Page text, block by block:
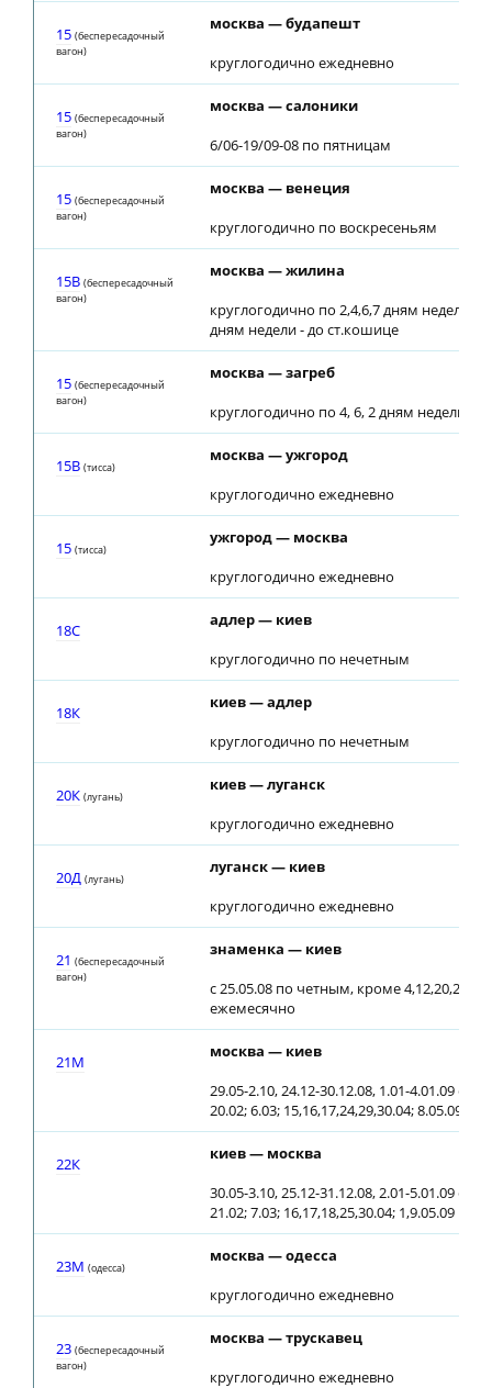
15 (беспересадочный
вагон)
москва — будапешт
круглогодично ежедневно
15 (беспересадочный
вагон)
москва — салоники
6/06-19/09-08 по пятницам
15 (беспересадочный
вагон)
москва — венеция
круглогодично по воскресеньям
15В (беспересадочный
вагон)
москва — жилина
круглогодично по 2,4,6,7 дням недели;
дням недели - до ст.кошице
15 (беспересадочный
вагон)
москва — загреб
круглогодично по 4, 6, 2 дням недели
15В (тиcca)
москва — ужгород
круглогодично ежедневно
15 (тиcca)
ужгород — москва
круглогодично ежедневно
18С
адлер — киев
круглогодично по нечетным
18К
киев — адлер
круглогодично по нечетным
20К (лугань)
киев — луганск
круглогодично ежедневно
20Д (лугань)
луганск — киев
круглогодично ежедневно
21 (беспересадочный
вагон)
знаменка — киев
с 25.05.08 по четным, кроме 4,12,20,28
ежемесячно
21М
москва — киев
29.05-2.10, 24.12-30.12.08, 1.01-4.01.09
20.02; 6.03; 15,16,17,24,29,30.04; 8.05.09
22К
киев — москва
30.05-3.10, 25.12-31.12.08, 2.01-5.01.09
21.02; 7.03; 16,17,18,25,30.04; 1,9.05.09
23М (одесса)
москва — одесса
круглогодично ежедневно
23 (беспересадочный
вагон)
москва — трускавец
круглогодично ежедневно